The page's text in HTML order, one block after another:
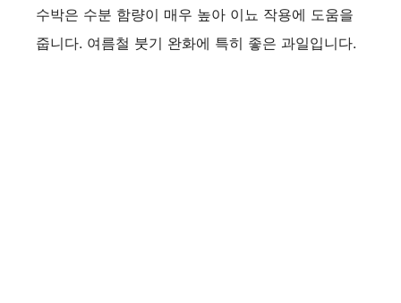
수박은 수분 함량이 매우 높아 이뇨 작용에 도움을
줍니다. 여름철 붓기 완화에 특히 좋은 과일입니다.